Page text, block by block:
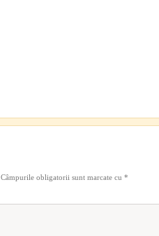
Câmpurile obligatorii sunt marcate cu *